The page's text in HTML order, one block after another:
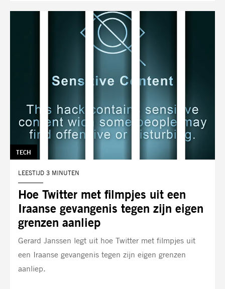
Hoe Twitter met filmpjes uit een
Iraanse gevangenis tegen zijn eigen
grenzen aanliep
TAG:
TECH
LEESTIJD 3 MINUTEN
Gerard Janssen legt uit hoe Twitter met filmpjes uit
een Iraanse gevangenis tegen zijn eigen grenzen
aanliep.